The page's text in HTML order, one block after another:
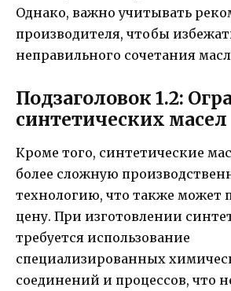
Однако, важно учитывать
производителя, чтобы
неправильного сочетания
Подзаголовок 1.2:
синтетических масел
Кроме того, синтетические
более сложную
технологию, что также может
цену. При изготовлении
требуется использование
специализированных
соединений и процессов, что